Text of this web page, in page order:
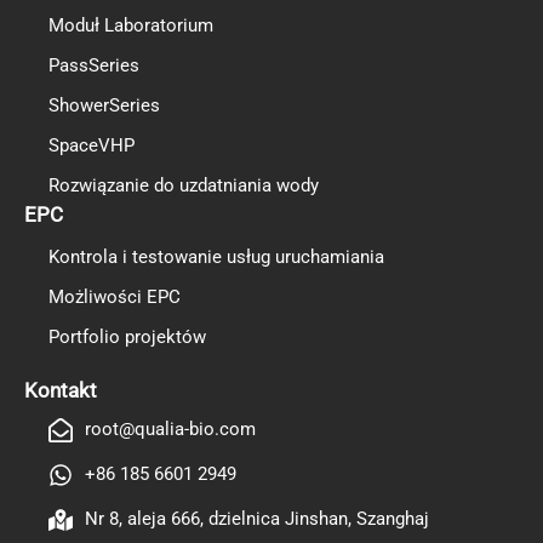
Moduł Laboratorium
PassSeries
ShowerSeries
SpaceVHP
Rozwiązanie do uzdatniania wody
EPC
Kontrola i testowanie usług uruchamiania
Możliwości EPC
Portfolio projektów
Kontakt
root@qualia-bio.com
+86 185 6601 2949
Nr 8, aleja 666, dzielnica Jinshan, Szanghaj